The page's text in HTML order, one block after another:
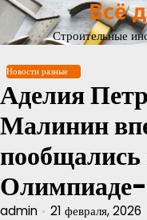
Перейти
содержимому
Всё
Строительные
Новости разные
Аделия
Малинин
пообщались
admin 21 февраля, 2026